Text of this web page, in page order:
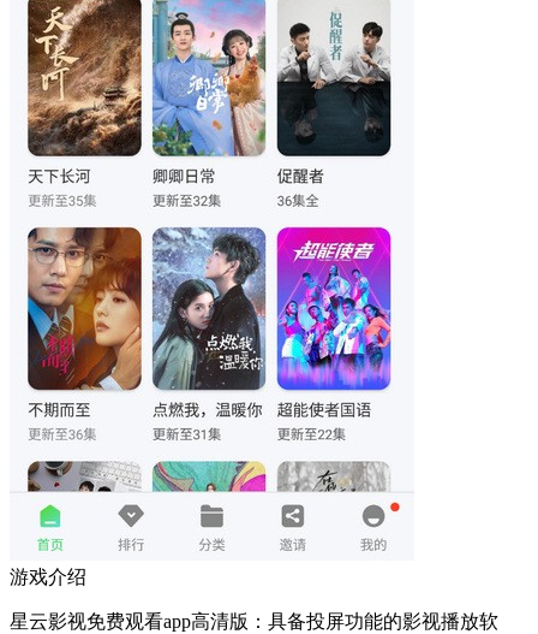
游戏介绍
星云影视免费观看app高清版：具备投屏功能的影视播放软